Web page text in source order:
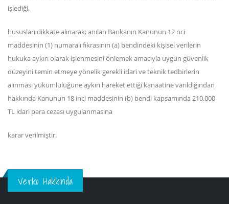
işlediği,
hususları dikkate alınarak; anılan Bankanın Kanunun 12 nci
maddesinin (1) numaralı fıkrasının (a) bendindeki kişisel verilerin
hukuka aykırı olarak işlenmesini önlemek amacıyla uygun güvenlik
düzeyini temin etmeye yönelik gerekli idari ve teknik tedbirlerin
alınması yükümlülüğüne aykırı hareket ettiği kanaatine varıldığından
hakkında Kanunun 18 inci maddesinin (b) bendi kapsamında 210.000
TL idari para cezası uygulanmasına
karar verilmiştir.
Verko Hakkında